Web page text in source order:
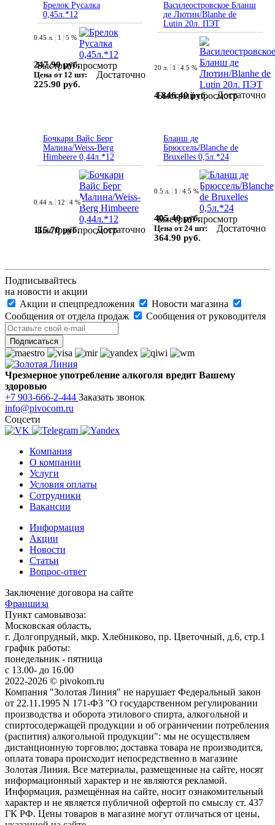
Брелок Русалка
0,45л.*12
Быстрый просмотр
0.45 л. 1 5 %
247.90 руб.
Цена от 12 шт:
225.90 руб.
Достаточно
Василеостровское Бланш
де Лютин/Blanhe de
Lutin 20л. ПЭТ
Быстрый просмотр
20 л. 1 4.5 %
4 846.40 руб. Достаточно
Бочкари Вайс Берг
Малина/Weiss-Berg
Himbeere 0,44л.*12
Быстрый просмотр
0.44 л. 12 4 %
115.70 руб. Достаточно
Бланш де
Брюссель/Blanche de
Bruxelles 0,5л.*24
Быстрый просмотр
0.5 л. 1 4.5 %
405.40 руб.
Цена от 24 шт:
364.90 руб.
Достаточно
Подписывайтесь
на новости и акции
Акции и спецпредложения
Новости магазина
Сообщения от отдела продаж
Сообщения от руководителя
Чрезмерное употребление алкоголя вредит Вашему
здоровью
+7 903-666-2-444 Заказать звонок
info@pivocom.ru
Соцсети
Компания
О компании
Услуги
Условия оплаты
Сотрудники
Вакансии
Информация
Акции
Новости
Статьи
Вопрос-ответ
Заключение договора на сайте
Франшиза
Пункт самовывоза:
Московская область,
г. Долгопрудный, мкр. Хлебниково, пр. Цветочный, д.6, стр.1
график работы:
понедельник - пятница
с 13.00- до 16.00
2022-2026 © pivokom.ru
Компания "Золотая Линия" не нарушает Федеральный закон
от 22.11.1995 N 171-ФЗ "О государственном регулировании
производства и оборота этилового спирта, алкогольной и
спиртосодержащей продукции и об ограничении потребления
(распития) алкогольной продукции": мы не осуществляем
дистанционную торговлю; доставка товара не производится,
оплата товара происходит непосредственно в магазине
Золотая Линия. Все материалы, размещенные на сайте, носят
информационный характер и не являются рекламой.
Информация, размещённая на сайте, носит ознакомительный
характер и не является публичной офертой по смыслу ст. 437
ГК РФ. Цены товаров в магазине могут отличаться от цены,